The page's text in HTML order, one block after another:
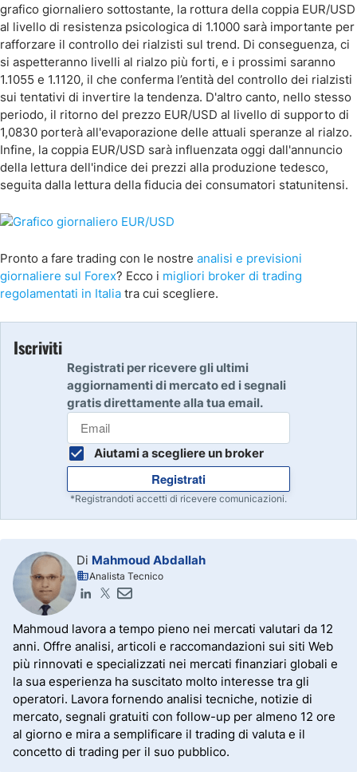
grafico giornaliero sottostante, la rottura della coppia EUR/USD
al livello di resistenza psicologica di 1.1000 sarà importante per
rafforzare il controllo dei rialzisti sul trend. Di conseguenza, ci
si aspetteranno livelli al rialzo più forti, e i prossimi saranno
1.1055 e 1.1120, il che conferma l’entità del controllo dei rialzisti
sui tentativi di invertire la tendenza. D'altro canto, nello stesso
periodo, il ritorno del prezzo EUR/USD al livello di supporto di
1,0830 porterà all'evaporazione delle attuali speranze al rialzo.
Infine, la coppia EUR/USD sarà influenzata oggi dall'annuncio
della lettura dell'indice dei prezzi alla produzione tedesco,
seguita dalla lettura della fiducia dei consumatori statunitensi.
Pronto a fare trading con le nostre analisi e previsioni
giornaliere sul Forex? Ecco i migliori broker di trading
regolamentati in Italia tra cui scegliere.
Iscriviti
Registrati per ricevere gli ultimi
aggiornamenti di mercato ed i segnali
gratis direttamente alla tua email.
Aiutami a scegliere un broker
Registrati
*Registrandoti accetti di ricevere comunicazioni.
Di Mahmoud Abdallah
Analista Tecnico
Mahmoud lavora a tempo pieno nei mercati valutari da 12
anni. Offre analisi, articoli e raccomandazioni sui siti Web
più rinnovati e specializzati nei mercati finanziari globali e
la sua esperienza ha suscitato molto interesse tra gli
operatori. Lavora fornendo analisi tecniche, notizie di
mercato, segnali gratuiti con follow-up per almeno 12 ore
al giorno e mira a semplificare il trading di valuta e il
concetto di trading per il suo pubblico.